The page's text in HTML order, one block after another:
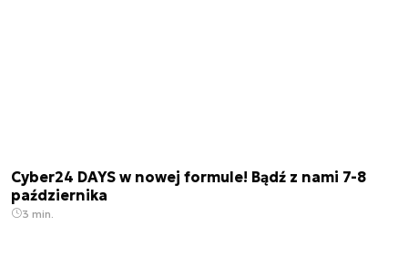
Cyber24 DAYS w nowej formule! Bądź z nami 7-8
października
3 min.